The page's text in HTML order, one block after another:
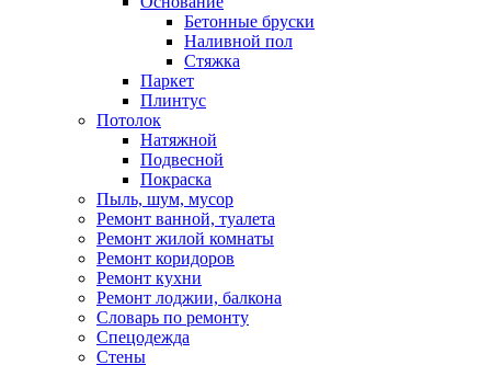
Бетонные бруски
Наливной пол
Стяжка
Паркет
Плинтус
Потолок
Натяжной
Подвесной
Покраска
Пыль, шум, мусор
Ремонт ванной, туалета
Ремонт жилой комнаты
Ремонт коридоров
Ремонт кухни
Ремонт лоджии, балкона
Словарь по ремонту
Спецодежда
Стены